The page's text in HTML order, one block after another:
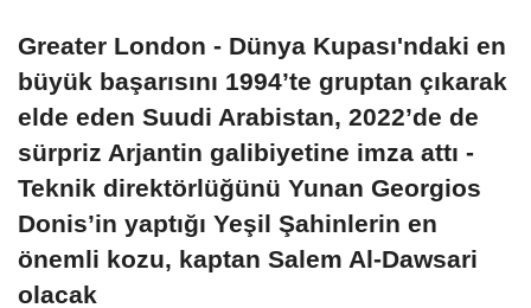
Greater London - Dünya Kupası'ndaki en
büyük başarısını 1994’te gruptan çıkarak
elde eden Suudi Arabistan, 2022’de de
sürpriz Arjantin galibiyetine imza attı -
Teknik direktörlüğünü Yunan Georgios
Donis’in yaptığı Yeşil Şahinlerin en
önemli kozu, kaptan Salem Al-Dawsari
olacak